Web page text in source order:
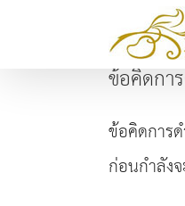
ข้อคิดกา
ข้อคิดการ
ก่อนกำลัง